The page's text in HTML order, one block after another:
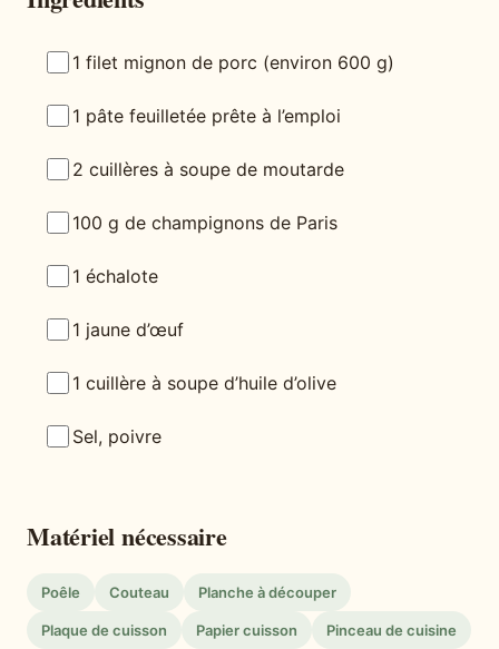
1 filet mignon de porc (environ 600 g)
1 pâte feuilletée prête à l’emploi
2 cuillères à soupe de moutarde
100 g de champignons de Paris
1 échalote
1 jaune d’œuf
1 cuillère à soupe d’huile d’olive
Sel, poivre
Matériel nécessaire
Poêle Couteau Planche à découper
Plaque de cuisson Papier cuisson Pinceau de cuisine